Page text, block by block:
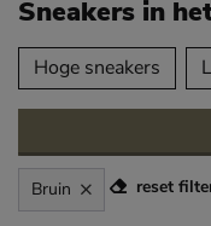
Sneakers in
over
Hoge sneakers
Bruin reset